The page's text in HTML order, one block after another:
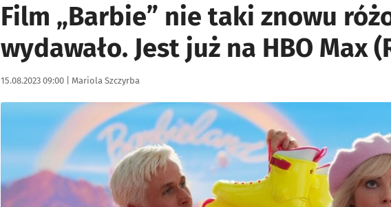
Film „Barbie” nie taki znowu
wydawało. Jest już na HBO Max
Data publikacji:
15.08.2023 09:00 | Autor:
Mariola Szczyrba
Kliknij, aby zobaczyć galerię